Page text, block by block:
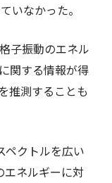
いなかった。
子振動のエネル
関する情報が得
推測することも
ペクトルを広い
ネルギーに対